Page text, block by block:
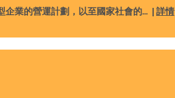
企業的營運計劃，以至國家社會的... | 詳情